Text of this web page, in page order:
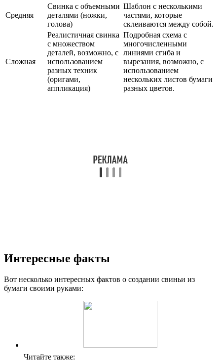
Средняя
Свинка с объемными
деталями (ножки,
голова)
Шаблон с несколькими
частями, которые
склеиваются между собой.
Сложная
Реалистичная свинка
с множеством
деталей, возможно, с
использованием
разных техник
(оригами,
аппликация)
Подробная схема с
многочисленными
линиями сгиба и
вырезания, возможно, с
использованием
нескольких листов бумаги
разных цветов.
Интересные факты
Вот несколько интересных фактов о создании свиньи из
бумаги своими руками:
Читайте также: